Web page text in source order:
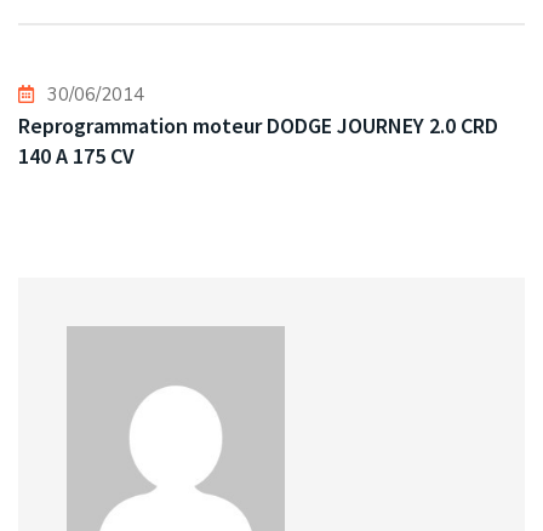
30/06/2014
Reprogrammation moteur DODGE JOURNEY 2.0 CRD
140 A 175 CV